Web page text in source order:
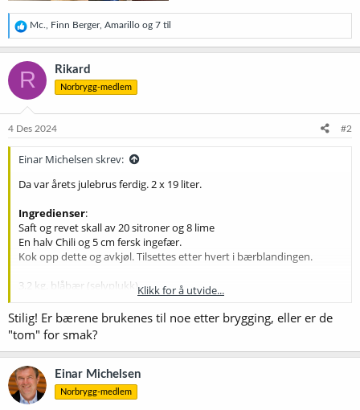
R
e
a
k
s
j
o
e
Mc. Finn Berger, Amarillo og 7 til
R Rikard
Norbrygg-medlem
4 Des 2024 #2
Einar Michelsen skrev:
Da var årets julebrus ferdig. 2 x 19 liter.
Ingredienser:
Saft og revet skall av 20 sitroner og 8 lime
En halv Chili og 5 cm fersk ingefær.
Kok opp dette og avkjøl. Tilsettes etter hvert i bærblandingen.
3,2 kg. blåbær (selvplukk)
1.2 kg skogsbær blanding + 2,8 kg bringebær (selvkjøpt på Kiwi)
4.0 kg sukker
7,6 gr. Sorbistat + 7,6 gr Campden.
«Metode»
Legg bær og «sitronmiksen» i meskepose, tilsett passe med vann og
kok opp. La det gjerne trekke en stund. Tilsett Sorbistat og
Campden.
Klikk for å utvide...
Stilig! Er bærene brukenes til noe etter brygging, eller er de
"tom" for smak?
Einar Michelsen
Norbrygg-medlem